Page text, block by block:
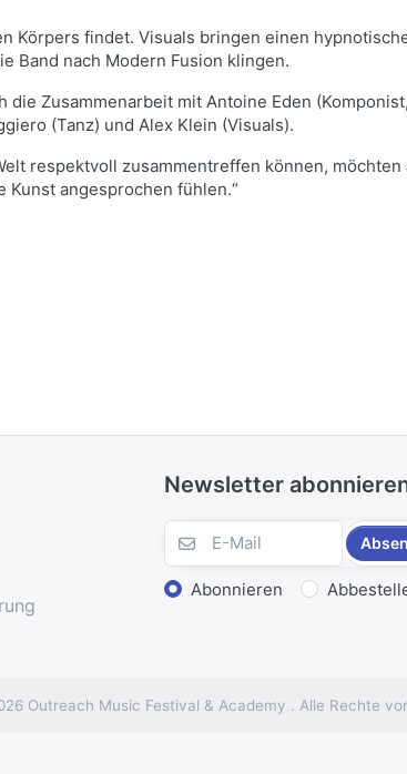
Körpers findet. Visuals bringen einen
Band nach Modern Fusion klingen.
Zusammenarbeit mit Antoine Eden (Komponist,
(Tanz) und Alex Klein (Visuals).
respektvoll zusammentreffen können, möchten
angesprochen fühlen.“
Newsletter
Abonnieren
Outreach Music Festival & Academy . Alle Rechte